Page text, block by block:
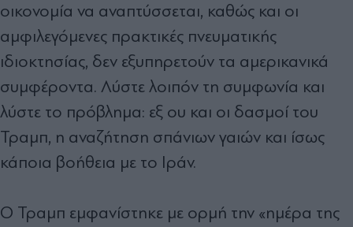
οικονομία να αναπτύσσεται, καθώς και οι
αμφιλεγόμενες πρακτικές πνευματικής
ιδιοκτησίας, δεν εξυπηρετούν τα αμερικανικά
συμφέροντα. Λύστε λοιπόν τη συμφωνία και
λύστε το πρόβλημα: εξ ου και οι δασμοί του
Τραμπ, η αναζήτηση σπάνιων γαιών και ίσως
κάποια βοήθεια με το Ιράν.
Ο Τραμπ εμφανίστηκε με ορμή την «ημέρα της